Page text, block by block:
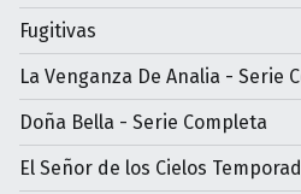
Fugitivas
La Venganza De Analia - Serie
Doña Bella - Serie Completa
El Señor de los Cielos